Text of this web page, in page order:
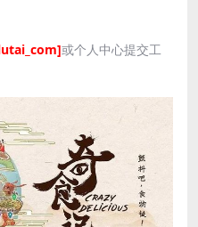
或个人中心提交工